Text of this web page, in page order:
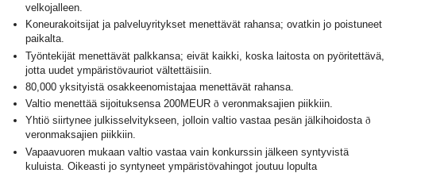
velkojalleen.
Koneurakoitsijat ja palveluyritykset menettävät rahansa; ovatkin jo poistuneet
paikalta.
Työntekijät menettävät palkkansa; eivät kaikki, koska laitosta on pyöritettävä,
jotta uudet ympäristövauriot vältettäisiin.
80,000 yksityistä osakkeenomistajaa menettävät rahansa.
Valtio menettää sijoituksensa 200MEUR ð veronmaksajien piikkiin.
Yhtiö siirtynee julkisselvitykseen, jolloin valtio vastaa pesän jälkihoidosta ð
veronmaksajien piikkiin.
Vapaavuoren mukaan valtio vastaa vain konkurssin jälkeen syntyvistä
kuluista. Oikeasti jo syntyneet ympäristövahingot joutuu lopulta